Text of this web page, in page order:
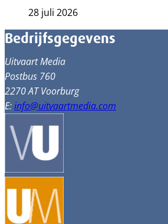
28 juli 2026
Bedrijfsgegevens
Uitvaart Media
Postbus 760
2270 AT Voorburg
E:info@uitvaartmedia.com